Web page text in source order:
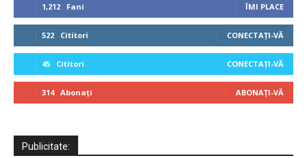
1,212 Fani ÎMI PLACE
522 Cititori CONECTAȚI-VĂ
45 Cititori CONECTAȚI-VĂ
314 Abonați ABONAȚI-VĂ
Publicitate: